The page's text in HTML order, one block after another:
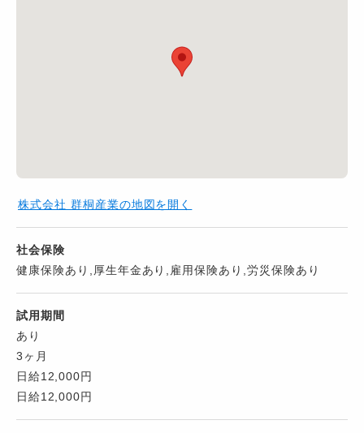
株式会社 群桐産業の地図を開く
社会保険
健康保険あり,厚生年金あり,雇用保険あり,労災保険あり
試用期間
あり
3ヶ月
日給12,000円
日給12,000円